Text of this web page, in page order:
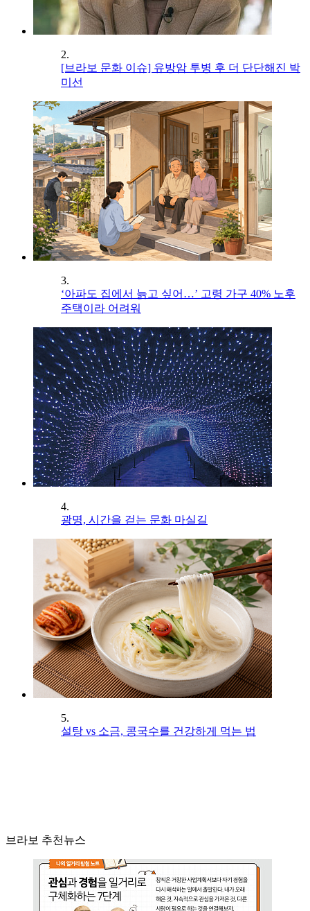
2.
[브라보 문화 이슈] 유방암 투병 후 더 단단해진 박
미선
3.
‘아파도 집에서 늙고 싶어…’ 고령 가구 40% 노후
주택이라 어려워
4.
광명, 시간을 걷는 문화 마실길
5.
설탕 vs 소금, 콩국수를 건강하게 먹는 법
브라보 추천뉴스